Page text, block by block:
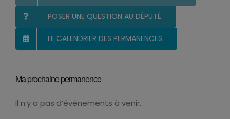
POSER UNE QUESTION AU DÉPUTÉ
LE CALENDRIER DES PERMANENCES
Ma prochaine permanence
Notice
Il n’y a pas d’évènements à venir.